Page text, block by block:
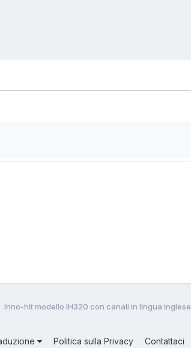
Inno-hit modello IH320 con canali in lingua inglese
Politica sulla Privacy Contattaci